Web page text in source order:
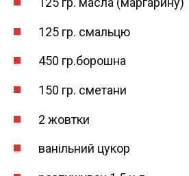
125 гр. смальцю
450 гр.борошна
150 гр. сметани
2 жовтки
ванільний цукор